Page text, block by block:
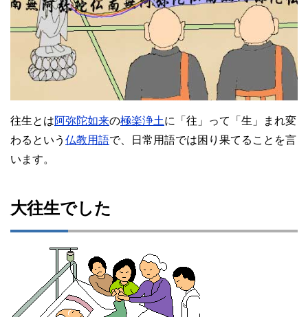
往生とは阿弥陀如来の極楽浄土に「往」って「生」まれ変
わるという 仏教用語で、日常用語では困り果てることを言
います。
大往生でした